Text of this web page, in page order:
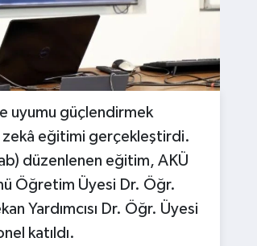
uyumu güçlendirmek
zekâ eğitimi gerçekleştirdi.
düzenlenen eğitim, AKÜ
Öğretim Üyesi Dr. Öğr.
Yardımcısı Dr. Öğr. Üyesi
katıldı.